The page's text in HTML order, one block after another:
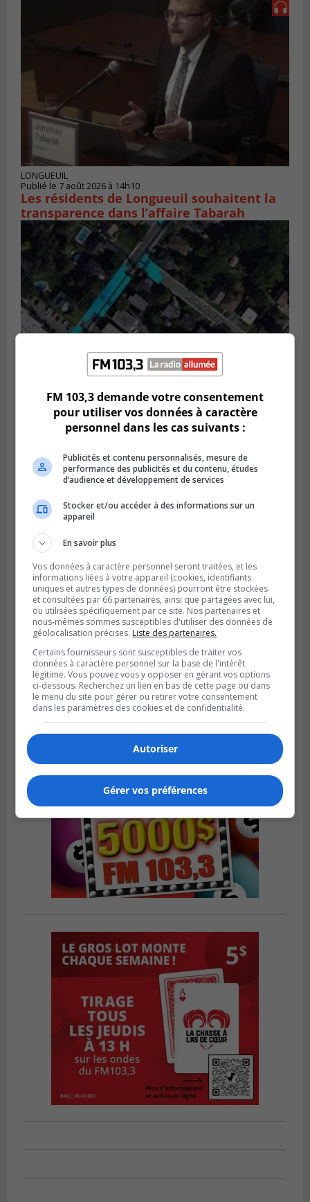
LONGUEUIL
Publié le 7 août 2026 à 14h10
Les résidents de Longueuil souhaitent la
transparence dans l’affaire Tabarah
GREENFIELD PARK
Publié le 6 août 2026 à 13h45
Greenfield Park veut s’armer contre les
pluies
SAINT-HUBERT
Publié le 6 août 2026 à 09h39
Longueuil injecte 1,5 M$ pour moderniser
deux stations de pompage
FM 103,3 demande votre consentement
pour utiliser vos données à caractère
personnel dans les cas suivants :
Publicités et contenu personnalisés, mesure de
performance des publicités et du contenu, études
d’audience et développement de services
Stocker et/ou accéder à des informations sur un
appareil
En savoir plus
Vos données à caractère personnel seront traitées, et les
informations liées à votre appareil (cookies, identifiants
uniques et autres types de données) pourront être stockées
et consultées par 66 partenaires, ainsi que partagées avec lui,
ou utilisées spécifiquement par ce site. Nos partenaires et
nous-mêmes sommes susceptibles d'utiliser des données de
géolocalisation précises. Liste des partenaires.
Certains fournisseurs sont susceptibles de traiter vos
données à caractère personnel sur la base de l'intérêt
légitime. Vous pouvez vous y opposer en gérant vos options
ci-dessous. Recherchez un lien en bas de cette page ou dans
le menu du site pour gérer ou retirer votre consentement
dans les paramètres des cookies et de confidentialité.
Autoriser
Gérer vos préférences